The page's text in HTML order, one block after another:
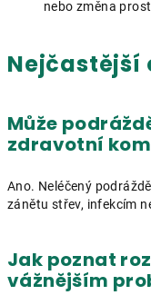
nebo změna
Nejčastější
Může
zdravotní
Ano. Neléčený
zánětu střev, infekcím
Jak poznat
vážnějším